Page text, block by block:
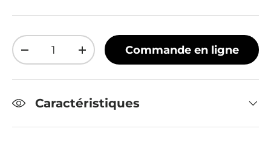
Qté
Diminuer la quantité
Augmenter la quantité
Commande en ligne
Caractéristiques